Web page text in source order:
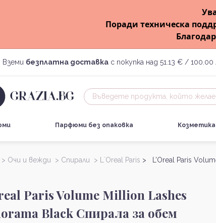
Поради техническа
Вземи безплатна доставка с покупка над 51.13 € / 100.00
Парфюми без опаковка Козметика
Очи и вежди > Спирали > L`Oreal Paris > L’Oreal Paris
Paris Volume Million Lashes
Black Спирала за обем